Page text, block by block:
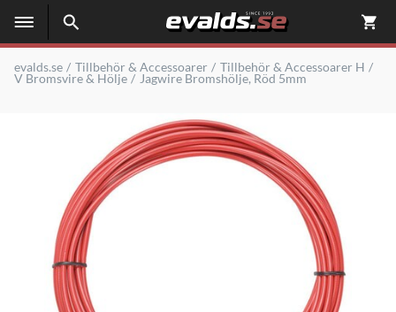
evalds.se Tillbehör & Accessoarer
Tillbehör & Accessoarer H
V Bromsvire & Hölje
Jagwire Bromshölje, Röd 5mm